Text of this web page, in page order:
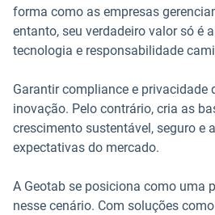
forma como as empresas
entanto, seu verdadeiro valor só é
tecnologia e responsabilidade
Garantir compliance e privacidade
inovação. Pelo contrário, cria as
crescimento sustentável, seguro e
expectativas do mercado.
A Geotab se posiciona como uma
nesse cenário. Com soluções